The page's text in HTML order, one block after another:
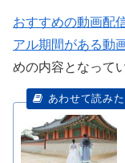
おすすめの動画配
アル期間がある動
めの内容となって